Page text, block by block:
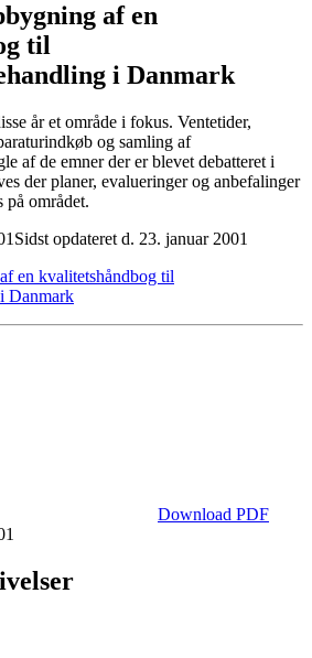
af en
til
i Danmark
år et område i fokus. Ventetider,
og samling af
af de emner der er blevet debatteret i
der planer, evalueringer og anbefalinger
på området.
Sidst opdateret d. 23. januar 2001
en kvalitetshåndbog til
Danmark
Download PDF